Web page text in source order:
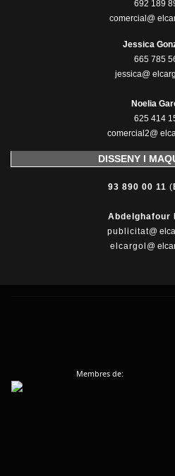
692 189
comercial@
Jessica
665 785
jessica@
Noelia
625 414
comercial2@
DISSENY I
93 890 00 11 (
Abdelghafour
publicitat@
elcargol @
Membres de: